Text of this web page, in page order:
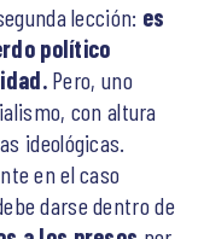
lección: es
político
Pero, uno
con altura
ideológicas.
en el caso
darse dentro de